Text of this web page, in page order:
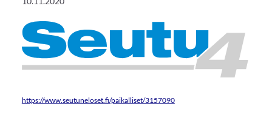
https://www.seutuneloset.fi/paikalliset/3157090